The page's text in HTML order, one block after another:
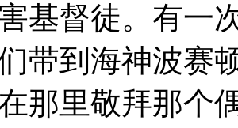
基督徒。有一
带到海神波赛
那里敬拜那个